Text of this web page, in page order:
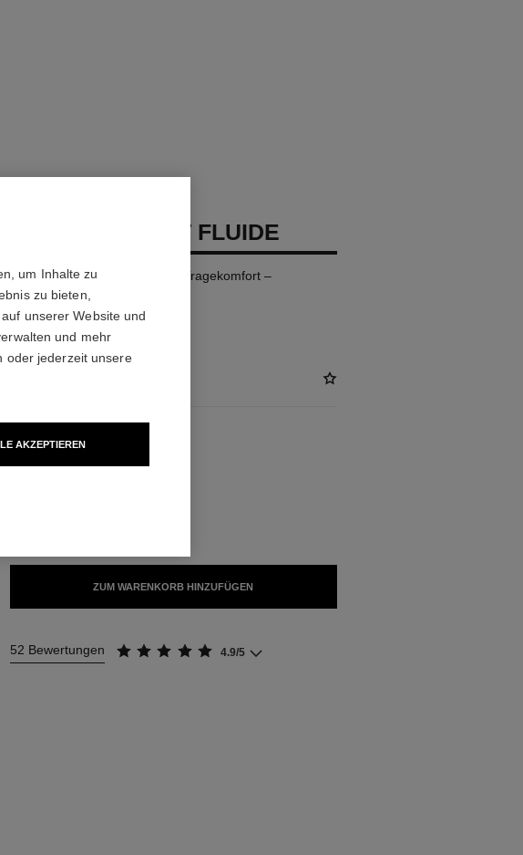
ULTRA LE TEINT FLUIDE
Ultra-langer Halt – Maximaler Tragekomfort –
Makelloses Finish
Weitere Details
Ref. 146356
35 NUANCEN VERFÜGBAR
ZUM WARENKORB HINZUFÜGEN
52 Bewertungen 4.9/5
um Inhalte zu
zu bieten,
unserer Website und
und mehr
oder jederzeit unsere
AKZEPTIEREN